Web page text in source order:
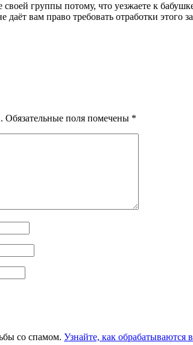
группы потому, что уезжаете к
вам право требовать отработки этого
Обязательные поля помечены *
со спамом. Узнайте, как обрабатываются